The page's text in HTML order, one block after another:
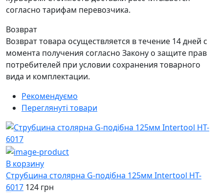
согласно тарифам перевозчика.
Возврат
Возврат товара осуществляется в течение 14 дней с
момента получения согласно Закону о защите прав
потребителей при условии сохранения товарного
вида и комплектации.
Рекомендуємо
Переглянуті товари
В корзину
Струбцина столярна G-подібна 125мм Intertool HT-
6017 124 грн